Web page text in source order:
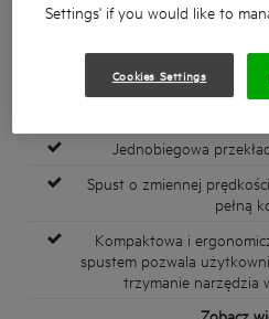
Mocny silnik
Jednobiegowa
Spust o zmiennej
pełną
Kompaktowa i
spustem pozwala
trzymanie narzędzia
Settings' if you would like to
Cookies Settings